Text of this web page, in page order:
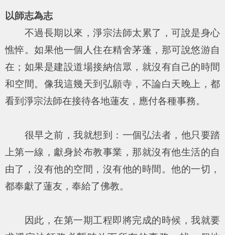
以師志為志
不過長期以來，淨宗法師太累了，可說是身心
憔悴。如果他一個人住在精舍茅蓬，那可說悠游自
在；如果是建設道場接納信眾，就沒有自己的時間
和空間。像我這幾天到弘願寺，不論白天晚上，都
看到淨宗法師在接待各地蓮友，應付各種事務。
很早之前，我就想到：一個弘法者，他只要踏
上第一線，獻身於布教事業，那就沒有他生活的自
由了，沒有他的空間，沒有他的時間。他的一切，
都奉獻了蓮友，奉給了佛教。
因此，在第一期工程即將完成的時候，我就要